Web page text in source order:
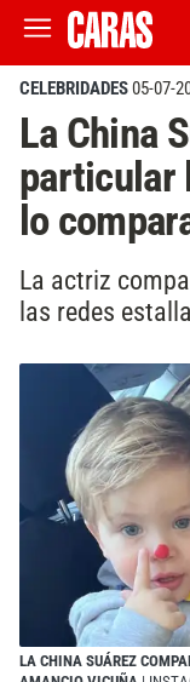
CELEBRIDADES05-07-
La China
particular
lo
La actriz
las redes
LA CHINA SUÁREZ